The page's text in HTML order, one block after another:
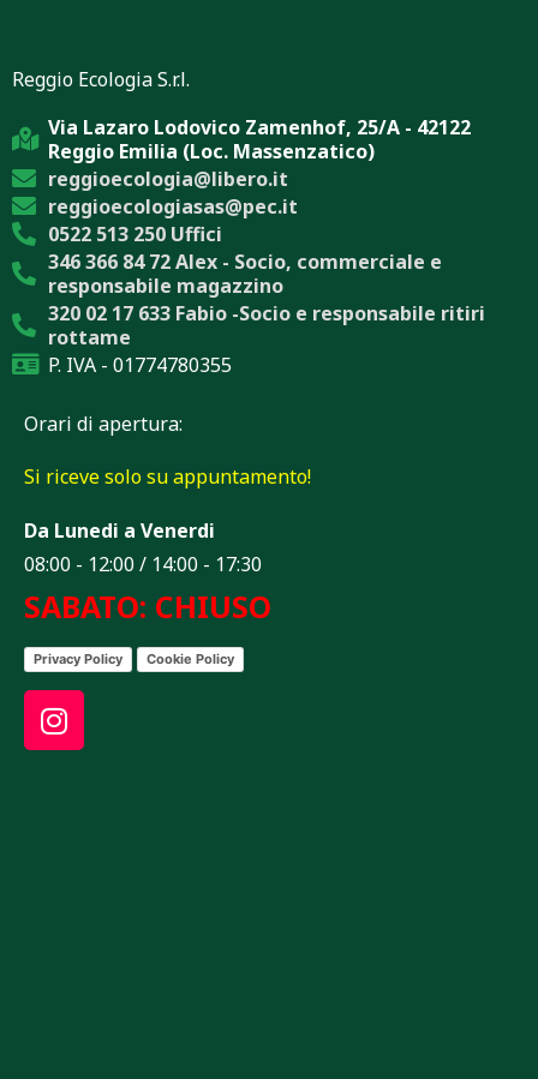
Reggio Ecologia S.r.l.
Via Lazaro Lodovico Zamenhof, 25/A - 42122
Reggio Emilia (Loc. Massenzatico)
reggioecologia@libero.it
reggioecologiasas@pec.it
0522 513 250 Uffici
346 366 84 72 Alex - Socio, commerciale e
responsabile magazzino
320 02 17 633 Fabio -Socio e responsabile ritiri
rottame
P. IVA - 01774780355
Orari di apertura:
Si riceve solo su appuntamento!
Da Lunedi a Venerdi
08:00 - 12:00 / 14:00 - 17:30
SABATO: CHIUSO
Privacy Policy Cookie Policy
I
n
s